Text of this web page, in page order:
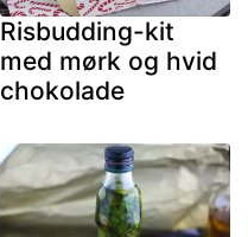
Risbudding-kit
med mørk og hvid
chokolade